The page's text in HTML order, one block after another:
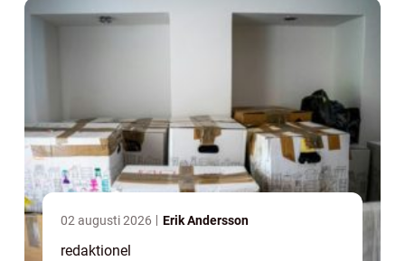
02 augusti 2026 Erik Andersson
redaktionel